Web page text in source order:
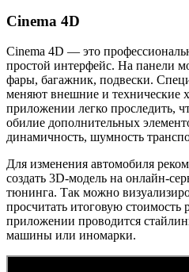
Cinema 4D
Cinema 4D — это
простой интерфейс. На панели
фары, багажник, подвески.
меняют внешние и технические
приложении легко проследить,
обилие дополнительных
динамичность, шумность
Для изменения автомобиля
создать 3D-модель на онлайн-
тюнинга. Так можно
просчитать итоговую стоимость
приложении проводится
машины или иномарки.